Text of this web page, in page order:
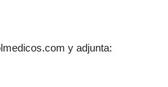
y adjunta: